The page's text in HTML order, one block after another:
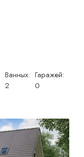
Ванных:
2
Гаражей:
0